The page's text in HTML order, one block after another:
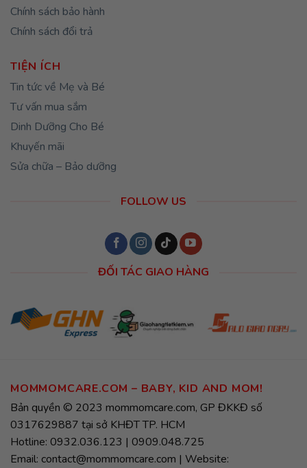
Chính sách bảo hành
Chính sách đổi trả
TIỆN ÍCH
Tin tức về Mẹ và Bé
Tư vấn mua sắm
Dinh Dưỡng Cho Bé
Khuyến mãi
Sửa chữa – Bảo dưỡng
FOLLOW US
ĐỐI TÁC GIAO HÀNG
MOMMOMCARE.COM – BABY, KID AND MOM!
Bản quyền © 2023 mommomcare.com, GP ĐKKĐ số
0317629887 tại sở KHĐT TP. HCM
Hotline: 0932.036.123 | 0909.048.725
Email: contact@mommomcare.com | Website: